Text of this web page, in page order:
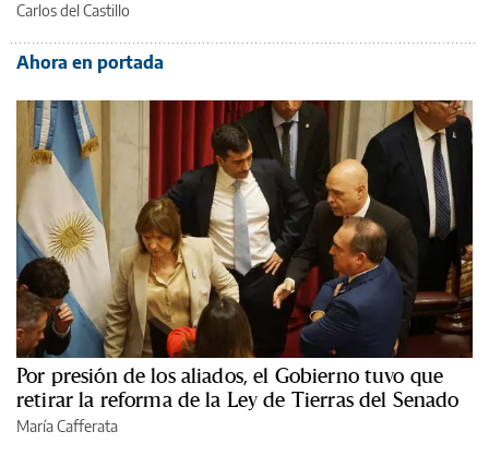
Carlos del Castillo
Ahora en portada
Por presión de los aliados, el Gobierno tuvo que
retirar la reforma de la Ley de Tierras del Senado
María Cafferata